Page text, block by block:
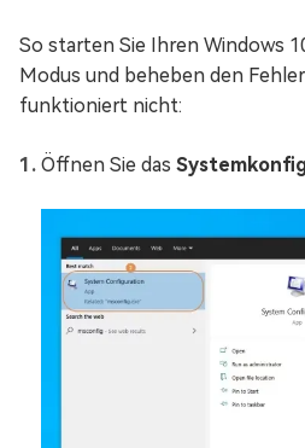
So starten Sie Ihren Windows
Modus und beheben den
funktioniert nicht:
Öffnen Sie das